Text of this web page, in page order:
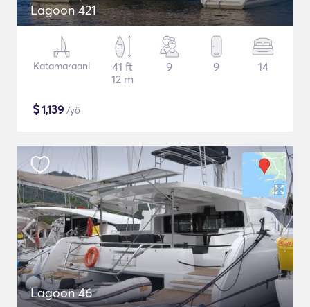
Lagoon 421
Katamaraani
41 ft
12 m
9 9 14
$1,139 /yö
Lagoon 46